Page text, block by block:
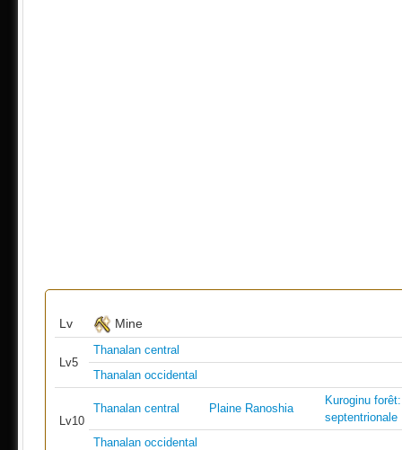
Lv Mine
Lv5
Thanalan central
Thanalan occidental
Lv10
Thanalan central Plaine Ranoshia
Kuroginu
septentrionale
Thanalan occidental